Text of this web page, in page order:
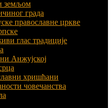
земљом
града
православне цркве
глас традиције
Анжујској
хришћани
човечанства